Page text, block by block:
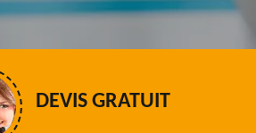
DEVIS GRATUIT